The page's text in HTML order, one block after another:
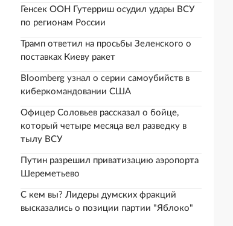
Генсек ООН Гутерриш осудил удары ВСУ
по регионам России
Трамп ответил на просьбы Зеленского о
поставках Киеву ракет
Bloomberg узнал о серии самоубийств в
киберкомандовании США
Офицер Соловьев рассказал о бойце,
который четыре месяца вел разведку в
тылу ВСУ
Путин разрешил приватизацию аэропорта
Шереметьево
С кем вы? Лидеры думских фракций
высказались о позиции партии "Яблоко"